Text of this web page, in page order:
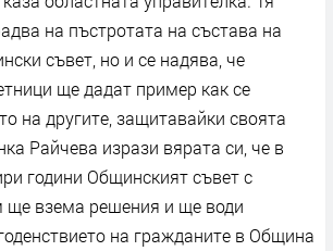
на пъстротата на състава на
съвет, но и се надява, че
ще дадат пример как се
на другите, защитавайки своята
Райчева изрази вярата си, че в
години Общинският съвет с
ще взема решения и ще води
на гражданите в Община